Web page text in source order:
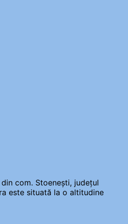
com. Stoenești, județul
este situată la o altitudine